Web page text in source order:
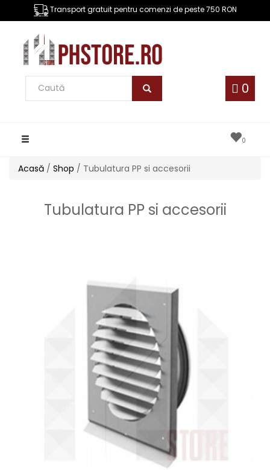
Transport gratuit pentru comenzi de peste 750 RON
0
Toggle
0
Acasă / Shop / Tubulatura PP si accesorii
Tubulatura PP si accesorii